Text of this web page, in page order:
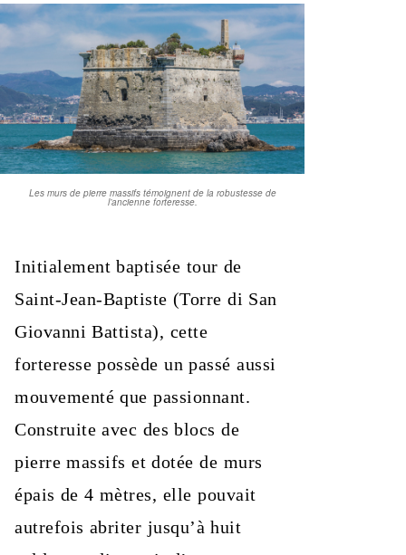
Les murs de pierre massifs témoignent de la robustesse de
l’ancienne forteresse.
Initialement baptisée tour de
Saint-Jean-Baptiste (Torre di San
Giovanni Battista), cette
forteresse possède un passé aussi
mouvementé que passionnant.
Construite avec des blocs de
pierre massifs et dotée de murs
épais de 4 mètres, elle pouvait
autrefois abriter jusqu’à huit